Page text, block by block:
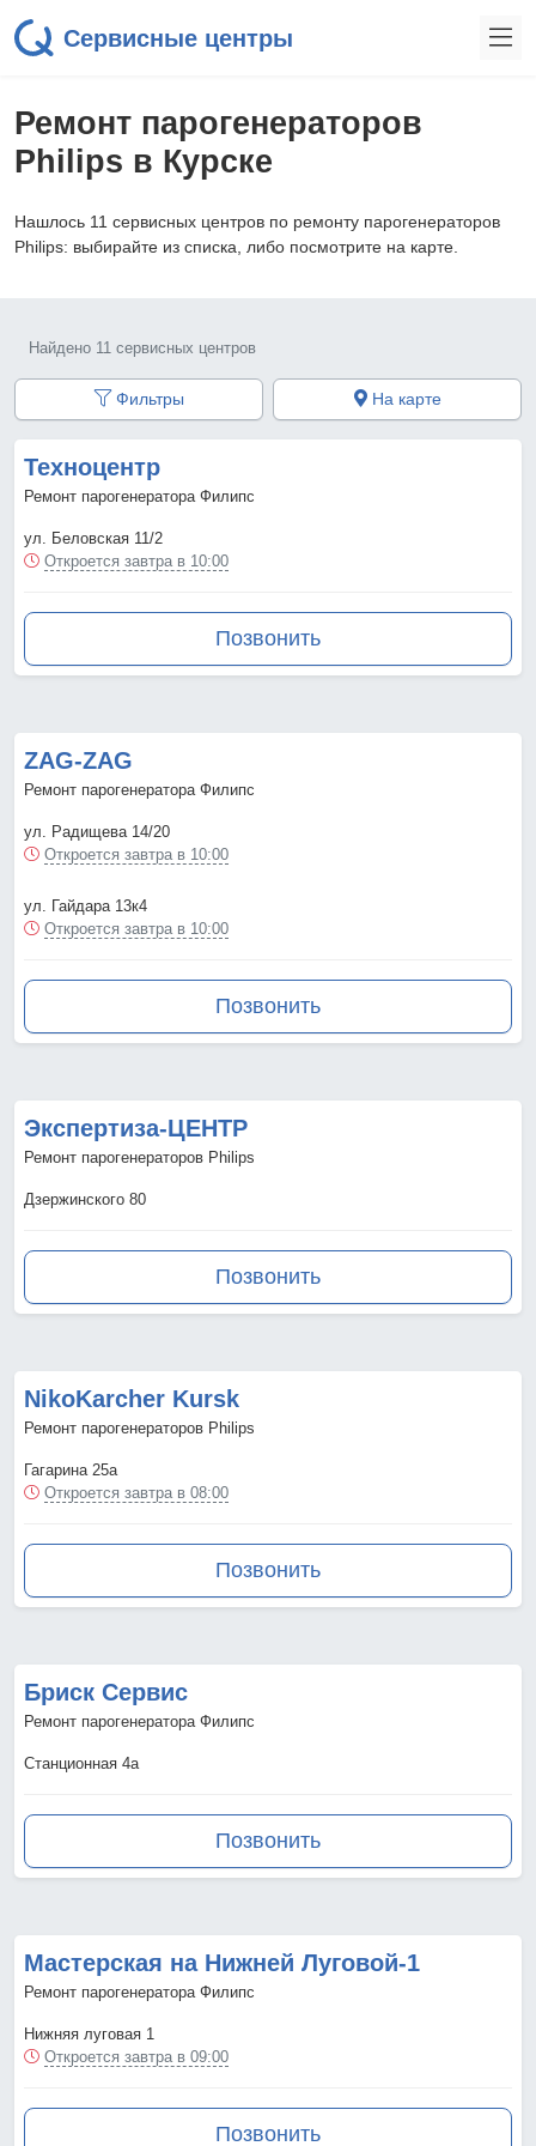
Сервисные центры
Ремонт парогенераторов
Philips в Курске
Нашлось 11 сервисных центров по ремонту парогенераторов
Philips: выбирайте из списка, либо посмотрите на карте.
Найдено 11 сервисных центров
Фильтры На карте
Техноцентр
Ремонт парогенератора Филипс
ул. Беловская 11/2
Откроется завтра в 10:00
Позвонить
ZAG-ZAG
Ремонт парогенератора Филипс
ул. Радищева 14/20
Откроется завтра в 10:00
ул. Гайдара 13к4
Откроется завтра в 10:00
Позвонить
Экспертиза-ЦЕНТР
Ремонт парогенераторов Philips
Дзержинского 80
Позвонить
NikoKarcher Kursk
Ремонт парогенераторов Philips
Гагарина 25а
Откроется завтра в 08:00
Позвонить
Бриск Сервис
Ремонт парогенератора Филипс
Станционная 4а
Позвонить
Мастерская на Нижней Луговой-1
Ремонт парогенератора Филипс
Нижняя луговая 1
Откроется завтра в 09:00
Позвонить